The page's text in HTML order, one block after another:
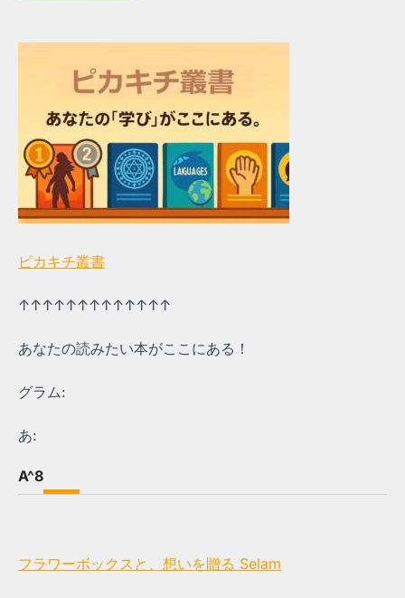
ピカキチ叢書
↑↑↑↑↑↑↑↑↑↑↑↑↑
あなたの読みたい本がここにある！
グラム:
あ:
A^8
フラワーボックスと、想いを贈る Selam